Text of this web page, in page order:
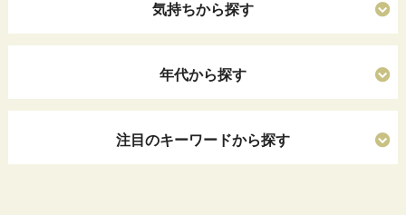
気持ちから探す
年代から探す
注目のキーワードから探す